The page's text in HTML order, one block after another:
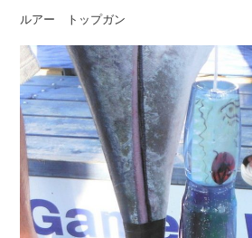
ルアー トップガン